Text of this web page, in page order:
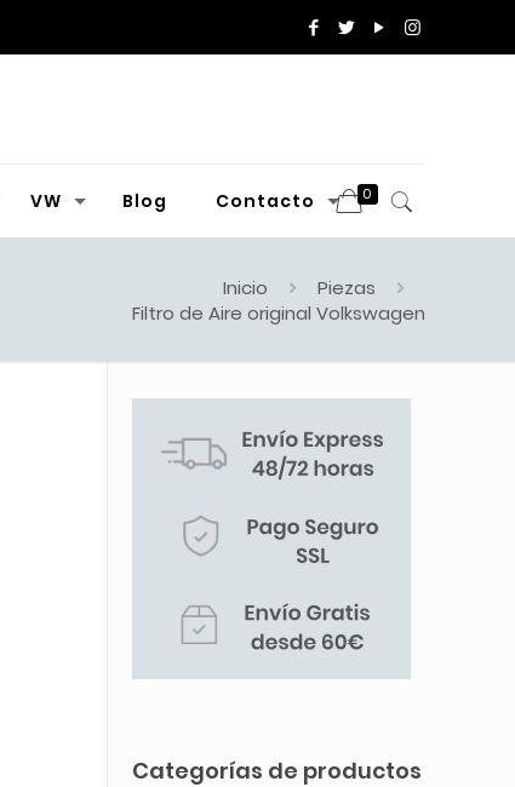
VW Blog Contacto 0
Inicio
Piezas
Filtro de Aire original Volkswagen
Categorías de productos